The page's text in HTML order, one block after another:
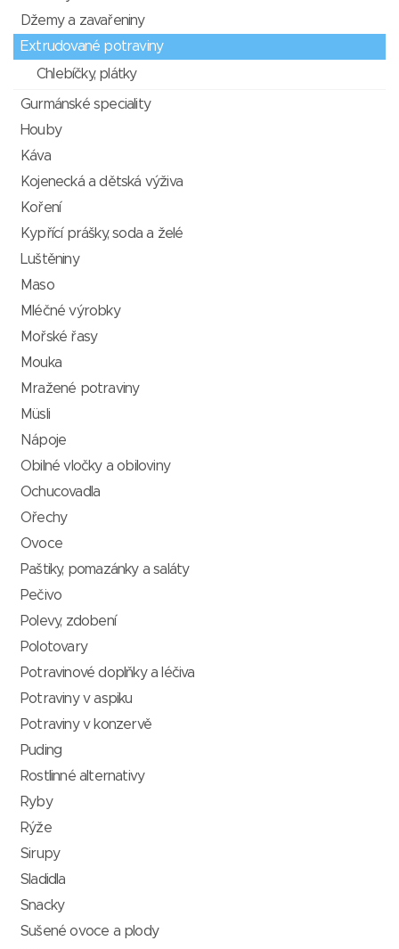
Džemy a zavařeniny
Extrudované potraviny
Chlebíčky, plátky
Gurmánské speciality
Houby
Káva
Kojenecká a dětská výživa
Koření
Kypřící prášky, soda a želé
Luštěniny
Maso
Mléčné výrobky
Mořské řasy
Mouka
Mražené potraviny
Müsli
Nápoje
Obilné vločky a obiloviny
Ochucovadla
Ořechy
Ovoce
Paštiky, pomazánky a saláty
Pečivo
Polevy, zdobení
Polotovary
Potravinové doplňky a léčiva
Potraviny v aspiku
Potraviny v konzervě
Puding
Rostlinné alternativy
Ryby
Rýže
Sirupy
Sladidla
Snacky
Sušené ovoce a plody